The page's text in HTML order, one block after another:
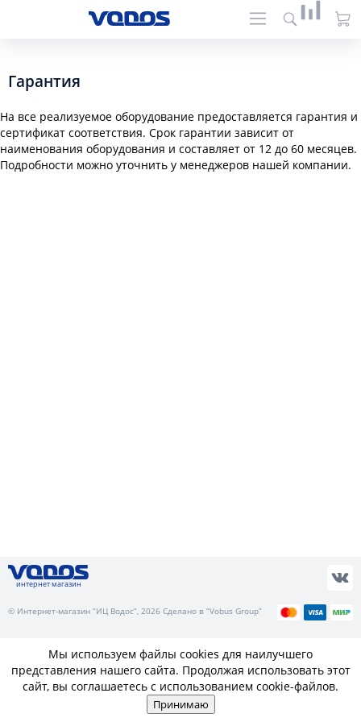
Гарантия
На все реализуемое оборудование предоставляется гарантия и
сертификат соответствия. Срок гарантии зависит от
наименования оборудования и составляет от 12 до 60 месяцев.
Подробности можно уточнить у менеджеров нашей компании.
интернет магазин
© Интернет-магазин “ИЦ Водос”, 2026 Сделано в “Vobus Group”
Мы используем файлы cookies для наилучшего
представления нашего сайта. Продолжая использовать этот
сайт, вы соглашаетесь с использованием cookie-файлов.
Принимаю